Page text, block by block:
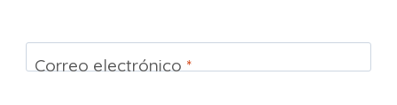
Correo electrónico *